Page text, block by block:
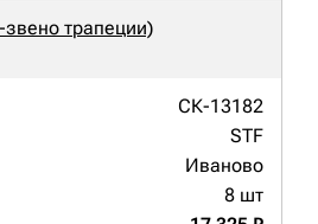
трапеции)
СК-13182
STF
Иваново
8 шт